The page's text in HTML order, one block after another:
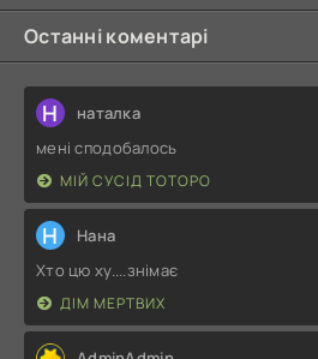
Останні коментарі
Н наталка
мені сподобалось
МІЙ СУСІД ТОТОРО
Н Нана
Хто цю ху....знімає
ДІМ МЕРТВИХ